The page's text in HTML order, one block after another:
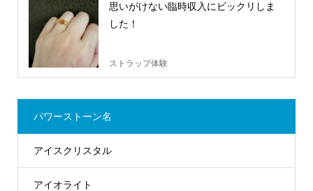
思いがけない臨時収入にビックリしま
した！
ストラップ体験
パワーストーン名
アイスクリスタル
アイオライト